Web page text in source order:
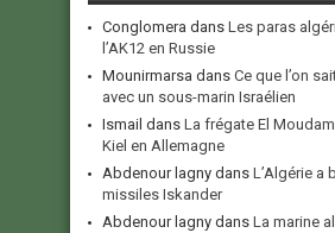
Conglomera dans Les paras
l’AK12 en Russie
Mounirmarsa dans Ce que l’on
avec un sous-marin Israélien
Ismail dans La frégate El
Kiel en Allemagne
Abdenour lagny dans L’Algérie a
missiles Iskander
Abdenour lagny dans La marine